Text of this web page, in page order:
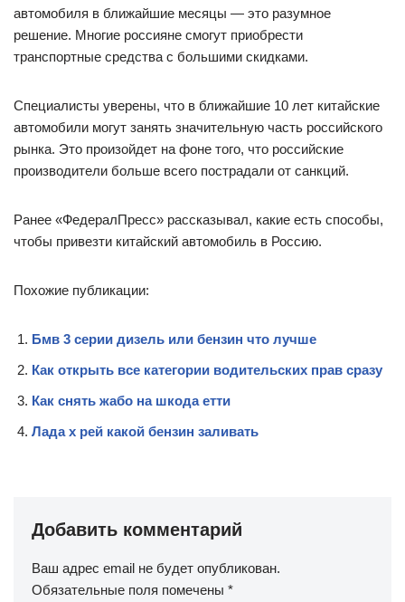
автомобиля в ближайшие месяцы — это разумное
решение. Многие россияне смогут приобрести
транспортные средства с большими скидками.
Специалисты уверены, что в ближайшие 10 лет китайские
автомобили могут занять значительную часть российского
рынка. Это произойдет на фоне того, что российские
производители больше всего пострадали от санкций.
Ранее «ФедералПресс» рассказывал, какие есть способы,
чтобы привезти китайский автомобиль в Россию.
Похожие публикации:
Бмв 3 серии дизель или бензин что лучше
Как открыть все категории водительских прав сразу
Как снять жабо на шкода етти
Лада х рей какой бензин заливать
Добавить комментарий
Ваш адрес email не будет опубликован.
Обязательные поля помечены *